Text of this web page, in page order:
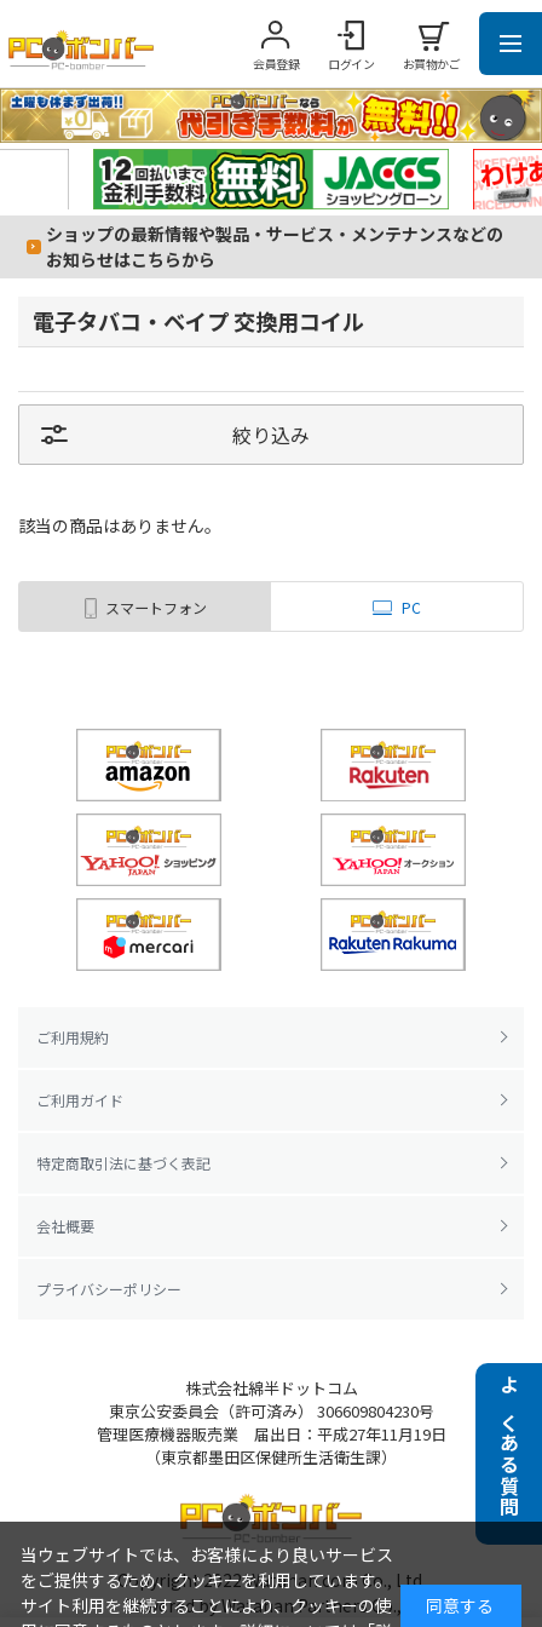
会員登録 ログイン お買物かご
ショップの最新情報や製品・サービス・メンテナンスなどの
お知らせはこちらから
よくある質問
電子タバコ・ベイプ 交換用コイル
絞り込み
該当の商品はありません。
スマートフォン PC
ご利用規約
ご利用ガイド
特定商取引法に基づく表記
会社概要
プライバシーポリシー
株式会社綿半ドットコム
東京公安委員会（許可済み） 306609804230号
管理医療機器販売業 届出日：平成27年11月19日
（東京都墨田区保健所生活衛生課）
Copyright 2022Watahan.com Co., Ltd.
Powered by Watahan Partners Co., Ltd.
当ウェブサイトでは、お客様により良いサービス
をご提供するため、クッキーを利用しています。
サイト利用を継続することにより、クッキーの使
同意する